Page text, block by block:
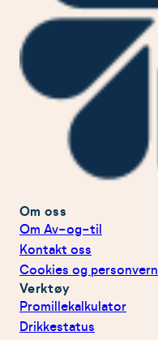
Om oss
Om Av-og-til
Kontakt oss
Cookies og personvern
Verktøy
Promillekalkulator
Drikkestatus